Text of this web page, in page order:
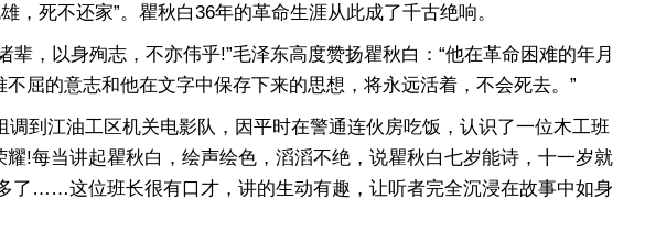
死不还家”。瞿秋白36年的革命生涯从此成了千古绝响。
以身殉志，不亦伟乎!”毛泽东高度赞扬瞿秋白：“他在革命困难的年月
屈的意志和他在文字中保存下来的思想，将永远活着，不会死去。”
到江油工区机关电影队，因平时在警通连伙房吃饭，认识了一位木工班
!每当讲起瞿秋白，绘声绘色，滔滔不绝，说瞿秋白七岁能诗，十一岁就
了……这位班长很有口才，讲的生动有趣，让听者完全沉浸在故事中如身